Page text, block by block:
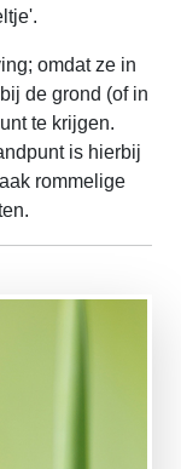
omdat ze in
de grond (of in
te krijgen.
is hierbij
rommelige